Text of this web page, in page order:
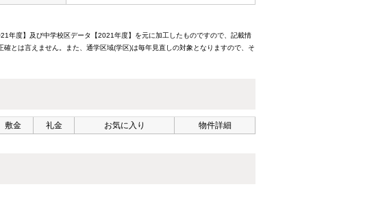
年度】及び中学校区データ【2021年度】を元に加工したものですので、記載情
とは言えません。また、通学区域(学区)は毎年見直しの対象となりますので、そ
敷金 礼金 お気に入り 物件詳細